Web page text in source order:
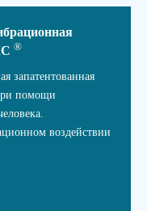
®
запатентованная
помощи
воздействии